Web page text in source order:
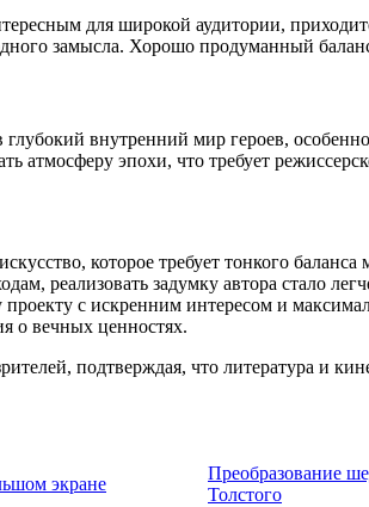
для широкой аудитории,
замысла. Хорошо продуманный
глубокий внутренний мир героев,
атмосферу эпохи, что требует
которое требует тонкого
реализовать задумку автора стало
с искренним интересом и
о вечных ценностях.
подтверждая, что литература и
экране
Преобразование
Толстого